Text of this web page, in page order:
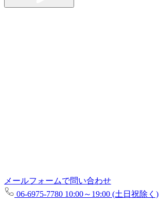
メールフォームで問い合わせ
06-6975-7780 10:00～19:00 (土日祝除く)